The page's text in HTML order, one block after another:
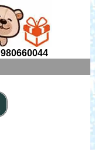
980660044